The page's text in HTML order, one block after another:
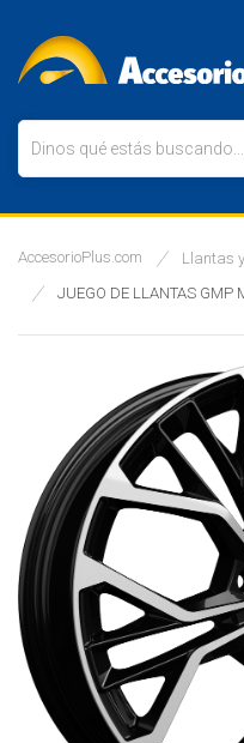
AccesorioPlus.com Llantas
JUEGO DE LLANTAS GMP